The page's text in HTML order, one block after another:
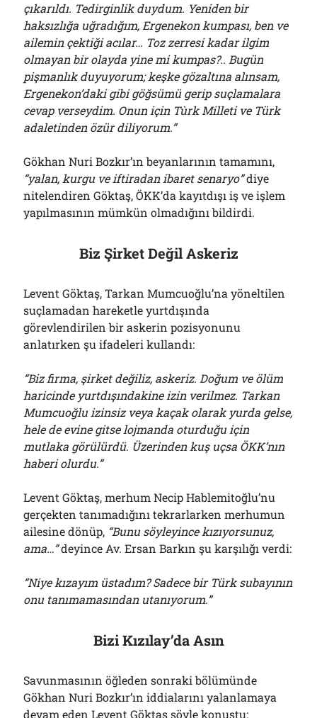
çıkarıldı. Tedirginlik duydum. Yeniden bir
haksızlığa uğradığım, Ergenekon kumpası, ben ve
ailemin çektiği acılar… Toz zerresi kadar ilgim
olmayan bir olayda yine mi kumpas?.. Bugün
pişmanlık duyuyorum; keşke gözaltına alınsam,
Ergenekon’daki gibi göğsümü gerip suçlamalara
cevap verseydim. Onun için Tùrk Milleti ve Türk
adaletinden özür diliyorum.”
Gökhan Nuri Bozkır’ın beyanlarının tamamını,
“yalan, kurgu ve iftiradan ibaret senaryo”diye
nitelendiren Göktaş, ÖKK’da kayıtdışı iş ve işlem
yapılmasının mümkün olmadığını bildirdi.
Biz Şirket Değil Askeriz
Levent Göktaş, Tarkan Mumcuoğlu’na yöneltilen
suçlamadan hareketle yurtdışında
görevlendirilen bir askerin pozisyonunu
anlatırken şu ifadeleri kullandı:
“Biz firma, şirket değiliz, askeriz. Doğum ve ölüm
haricinde yurtdışındakine izin verilmez. Tarkan
Mumcuoğlu izinsiz veya kaçak olarak yurda gelse,
hele de evine gitse lojmanda oturduğu için
mutlaka görülürdü. Üzerinden kuş uçsa ÖKK’nın
haberi olurdu.”
Levent Göktaş, merhum Necip Hablemitoğlu’nu
gerçekten tanımadığını tekrarlarken merhumun
ailesine dönüp, “Bunu söyleyince kızıyorsunuz,
ama…”deyince Av. Ersan Barkın şu karşılığı verdi:
“Niye kızayım üstadım? Sadece bir Türk subayının
onu tanımamasından utanıyorum.”
Bizi Kızılay’da Asın
Savunmasının öğleden sonraki bölümünde
Gökhan Nuri Bozkır’ın iddialarını yalanlamaya
devam eden Levent Göktaş şöyle konuştu: